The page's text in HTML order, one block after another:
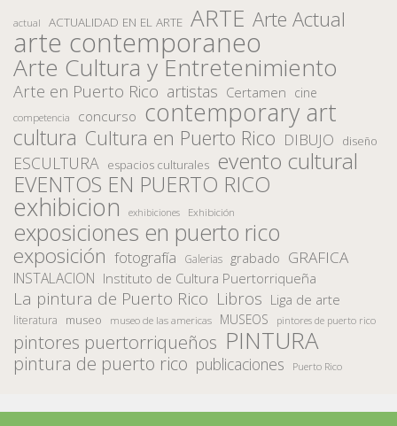
actual ACTUALIDAD EN EL ARTE ARTE Arte Actual
arte contemporaneo
Arte Cultura y Entretenimiento
Arte en Puerto Rico artistas Certamen cine
competencia concurso contemporary art
cultura Cultura en Puerto Rico DIBUJO diseño
ESCULTURA espacios culturales evento cultural
EVENTOS EN PUERTO RICO
exhibicion exhibiciones Exhibición
exposiciones en puerto rico
exposición fotografía Galerias grabado GRAFICA
INSTALACION Instituto de Cultura Puertorriqueña
La pintura de Puerto Rico Libros Liga de arte
literatura museo museo de las americas MUSEOS pintores de puerto rico
pintores puertorriqueños PINTURA
pintura de puerto rico publicaciones Puerto Rico